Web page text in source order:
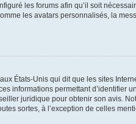
les forums afin qu’il soit
les avatars personnalisés, la
États-Unis qui dit que les sites
informations permettant d’identifier
juridique pour obtenir son avis.
sortes, à l’exception de celles